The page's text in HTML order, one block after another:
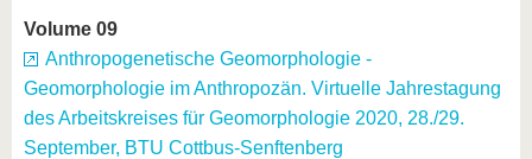
Volume 09
Anthropogenetische Geomorphologie -
Geomorphologie im Anthropozän. Virtuelle Jahrestagung
des Arbeitskreises für Geomorphologie 2020, 28./29.
September, BTU Cottbus-Senftenberg